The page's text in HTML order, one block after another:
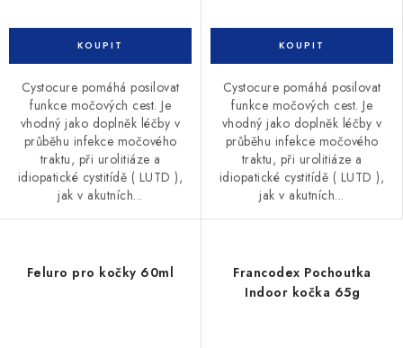
Cystocure pomáhá posilovat
funkce močových cest. Je
vhodný jako doplněk léčby v
průběhu infekce močového
traktu, při urolitiáze a
idiopatické cystitídě ( LUTD ),
jak v akutních...
Cystocure pomáhá posilovat
funkce močových cest. Je
vhodný jako doplněk léčby v
průběhu infekce močového
traktu, při urolitiáze a
idiopatické cystitídě ( LUTD ),
jak v akutních...
Feluro pro kočky 60ml
Francodex Pochoutka
Indoor kočka 65g